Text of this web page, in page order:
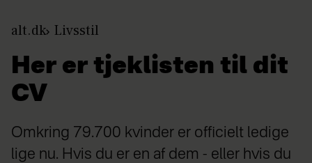
alt.dk Livsstil
Her er tjeklisten til dit
CV
Omkring 79.700 kvinder er officielt ledige
lige nu. Hvis du er en af dem - eller hvis du